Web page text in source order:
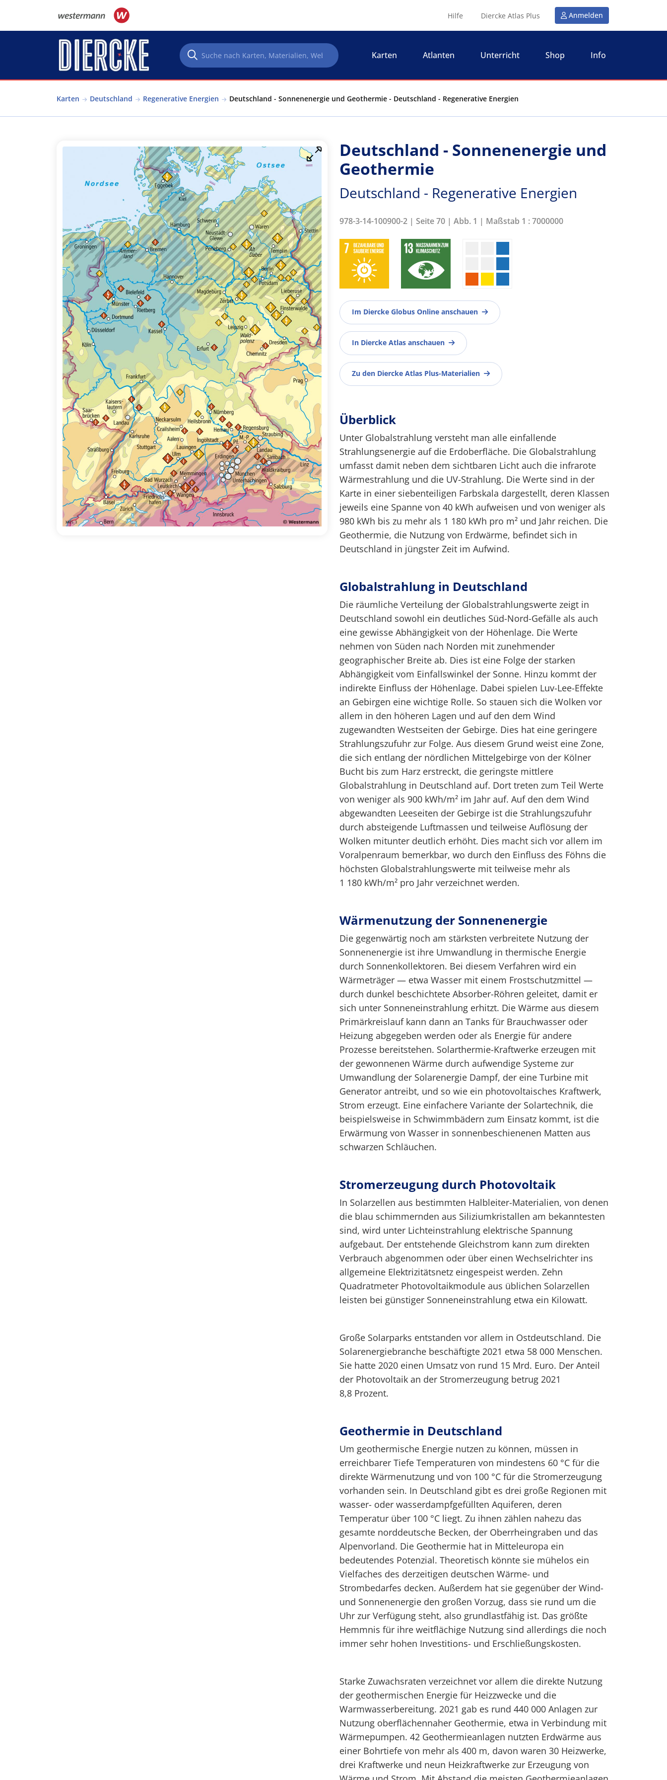
Hilfe Diercke Atlas Plus Anmelden
Karten Atlanten Unterricht Shop Info
Karten Deutschland Regenerative Energien Deutschland - Sonnenenergie und Geothermie - Deutschland - Regenerative Energien
Deutschland - Sonnenenergie und
Geothermie
Deutschland - Regenerative Energien
978-3-14-100900-2 | Seite 70 | Abb. 1 | Maßstab 1 : 7000000
Im Diercke Globus Online anschauen
In Diercke Atlas anschauen
Zu den Diercke Atlas Plus-Materialien
Überblick
Unter Globalstrahlung versteht man alle einfallende
Strahlungsenergie auf die Erdoberfläche. Die Globalstrahlung
umfasst damit neben dem sichtbaren Licht auch die infrarote
Wärmestrahlung und die UV-Strahlung. Die Werte sind in der
Karte in einer siebenteiligen Farbskala dargestellt, deren Klassen
jeweils eine Spanne von 40 kWh aufweisen und von weniger als
980 kWh bis zu mehr als 1 180 kWh pro m² und Jahr reichen. Die
Geothermie, die Nutzung von Erdwärme, befindet sich in
Deutschland in jüngster Zeit im Aufwind.
Globalstrahlung in Deutschland
Die räumliche Verteilung der Globalstrahlungswerte zeigt in
Deutschland sowohl ein deutliches Süd-Nord-Gefälle als auch
eine gewisse Abhängigkeit von der Höhenlage. Die Werte
nehmen von Süden nach Norden mit zunehmender
geographischer Breite ab. Dies ist eine Folge der starken
Abhängigkeit vom Einfallswinkel der Sonne. Hinzu kommt der
indirekte Einfluss der Höhenlage. Dabei spielen Luv-Lee-Effekte
an Gebirgen eine wichtige Rolle. So stauen sich die Wolken vor
allem in den höheren Lagen und auf den dem Wind
zugewandten Westseiten der Gebirge. Dies hat eine geringere
Strahlungszufuhr zur Folge. Aus diesem Grund weist eine Zone,
die sich entlang der nördlichen Mittelgebirge von der Kölner
Bucht bis zum Harz erstreckt, die geringste mittlere
Globalstrahlung in Deutschland auf. Dort treten zum Teil Werte
von weniger als 900 kWh/m² im Jahr auf. Auf den dem Wind
abgewandten Leeseiten der Gebirge ist die Strahlungszufuhr
durch absteigende Luftmassen und teilweise Auflösung der
Wolken mitunter deutlich erhöht. Dies macht sich vor allem im
Voralpenraum bemerkbar, wo durch den Einfluss des Föhns die
höchsten Globalstrahlungswerte mit teilweise mehr als
1 180 kWh/m² pro Jahr verzeichnet werden.
Wärmenutzung der Sonnenenergie
Die gegenwärtig noch am stärksten verbreitete Nutzung der
Sonnenenergie ist ihre Umwandlung in thermische Energie
durch Sonnenkollektoren. Bei diesem Verfahren wird ein
Wärmeträger — etwa Wasser mit einem Frostschutzmittel —
durch dunkel beschichtete Absorber-Röhren geleitet, damit er
sich unter Sonneneinstrahlung erhitzt. Die Wärme aus diesem
Primärkreislauf kann dann an Tanks für Brauchwasser oder
Heizung abgegeben werden oder als Energie für andere
Prozesse bereitstehen. Solarthermie-Kraftwerke erzeugen mit
der gewonnenen Wärme durch aufwendige Systeme zur
Umwandlung der Solarenergie Dampf, der eine Turbine mit
Generator antreibt, und so wie ein photovoltaisches Kraftwerk,
Strom erzeugt. Eine einfachere Variante der Solartechnik, die
beispielsweise in Schwimmbädern zum Einsatz kommt, ist die
Erwärmung von Wasser in sonnenbeschienenen Matten aus
schwarzen Schläuchen.
Stromerzeugung durch Photovoltaik
In Solarzellen aus bestimmten Halbleiter-Materialien, von denen
die blau schimmernden aus Siliziumkristallen am bekanntesten
sind, wird unter Lichteinstrahlung elektrische Spannung
aufgebaut. Der entstehende Gleichstrom kann zum direkten
Verbrauch abgenommen oder über einen Wechselrichter ins
allgemeine Elektrizitätsnetz eingespeist werden. Zehn
Quadratmeter Photovoltaikmodule aus üblichen Solarzellen
leisten bei günstiger Sonneneinstrahlung etwa ein Kilowatt.
Große Solarparks entstanden vor allem in Ostdeutschland. Die
Solarenergiebranche beschäftigte 2021 etwa 58 000 Menschen.
Sie hatte 2020 einen Umsatz von rund 15 Mrd. Euro. Der Anteil
der Photovoltaik an der Stromerzeugung betrug 2021
8,8 Prozent.
Geothermie in Deutschland
Um geothermische Energie nutzen zu können, müssen in
erreichbarer Tiefe Temperaturen von mindestens 60 °C für die
direkte Wärmenutzung und von 100 °C für die Stromerzeugung
vorhanden sein. In Deutschland gibt es drei große Regionen mit
wasser- oder wasserdampfgefüllten Aquiferen, deren
Temperatur über 100 °C liegt. Zu ihnen zählen nahezu das
gesamte norddeutsche Becken, der Oberrheingraben und das
Alpenvorland. Die Geothermie hat in Mitteleuropa ein
bedeutendes Potenzial. Theoretisch könnte sie mühelos ein
Vielfaches des derzeitigen deutschen Wärme- und
Strombedarfes decken. Außerdem hat sie gegenüber der Wind-
und Sonnenenergie den großen Vorzug, dass sie rund um die
Uhr zur Verfügung steht, also grundlastfähig ist. Das größte
Hemmnis für ihre weitflächige Nutzung sind allerdings die noch
immer sehr hohen Investitions- und Erschließungskosten.
Starke Zuwachsraten verzeichnet vor allem die direkte Nutzung
der geothermischen Energie für Heizzwecke und die
Warmwasserbereitung. 2021 gab es rund 440 000 Anlagen zur
Nutzung oberflächennaher Geothermie, etwa in Verbindung mit
Wärmepumpen. 42 Geothermieanlagen nutzten Erdwärme aus
einer Bohrtiefe von mehr als 400 m, davon waren 30 Heizwerke,
drei Kraftwerke und neun Heizkraftwerke zur Erzeugung von